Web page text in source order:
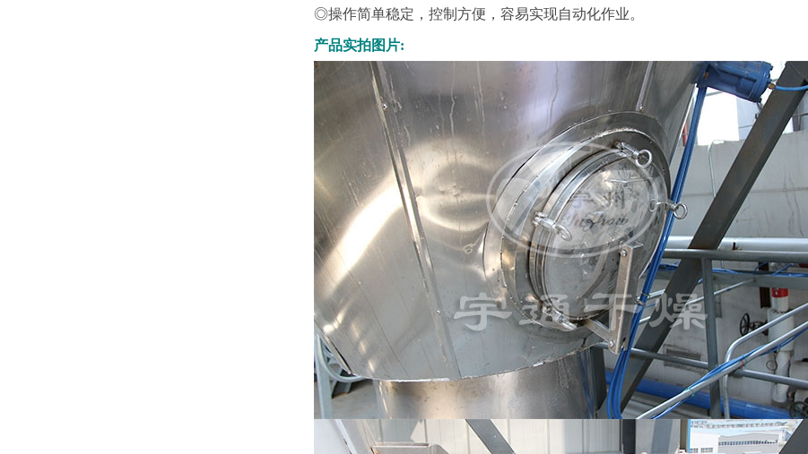
◎操作简单稳定，控制方便，容易实现自动化作业。
产品实拍图片: